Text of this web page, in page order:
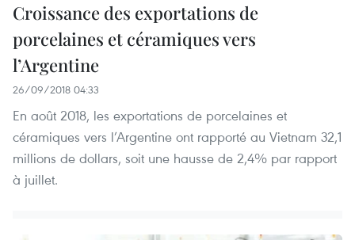
Croissance des exportations de
porcelaines et céramiques vers
l’Argentine
26/09/2018 04:33
En août 2018, les exportations de porcelaines et
céramiques vers l’Argentine ont rapporté au Vietnam 32,1
millions de dollars, soit une hausse de 2,4% par rapport
à juillet.